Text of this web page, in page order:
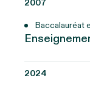
2007
Baccalauréat
2024